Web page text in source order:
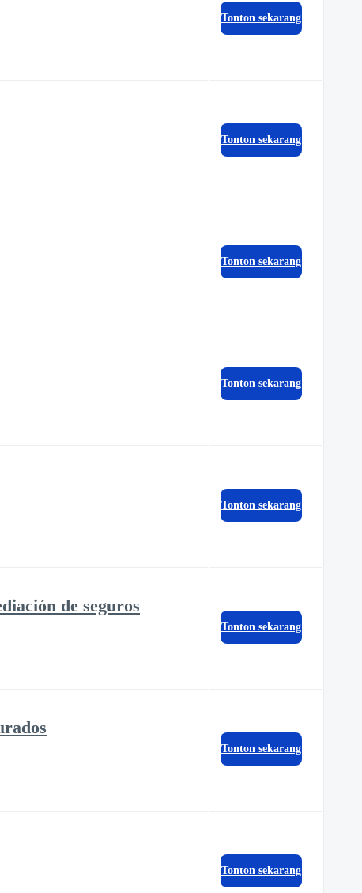
Tonton sekarang
Tonton sekarang
Tonton sekarang
Tonton sekarang
Tonton sekarang
de seguros
Tonton sekarang
Tonton sekarang
Tonton sekarang